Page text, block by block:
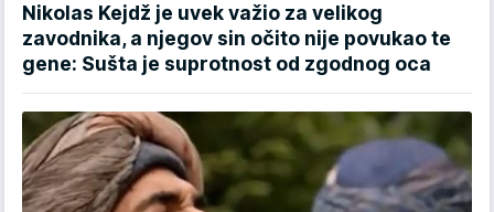
Nikolas Kejdž je uvek važio za velikog
zavodnika, a njegov sin očito nije povukao te
gene: Sušta je suprotnost od zgodnog oca